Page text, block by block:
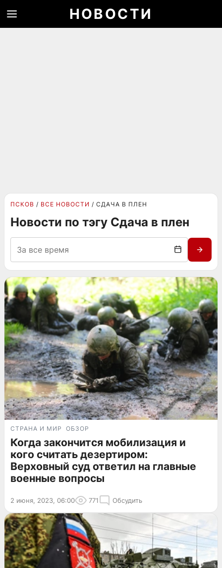
НОВОСТИ
ПСКОВ ВСЕ НОВОСТИ СДАЧА В ПЛЕН
Новости по тэгу Сдача в плен
СТРАНА И МИР ОБЗОР
Когда закончится мобилизация и
кого считать дезертиром:
Верховный суд ответил на главные
военные вопросы
2 июня, 2023, 06:00 771 Обсудить